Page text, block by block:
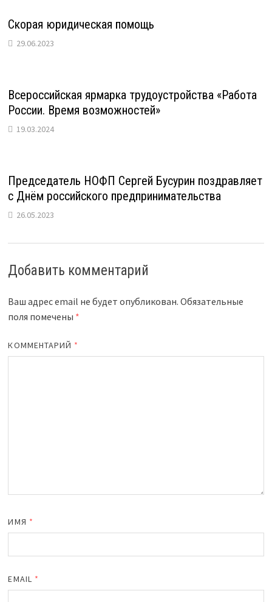
Скорая юридическая помощь
29.06.2023
Всероссийская ярмарка трудоустройства «Работа
России. Время возможностей»
19.03.2024
Председатель НОФП Сергей Бусурин поздравляет
с Днём российского предпринимательства
26.05.2023
Добавить комментарий
Ваш адрес email не будет опубликован. Обязательные
поля помечены *
КОММЕНТАРИЙ *
ИМЯ *
EMAIL *